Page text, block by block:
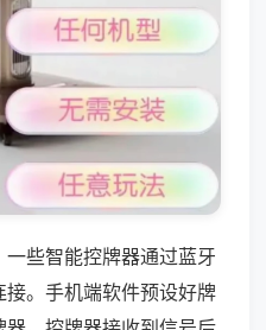
些智能控牌器通过蓝牙
。手机端软件预设好牌